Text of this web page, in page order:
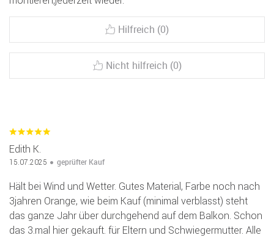
Hilfreich (0)
Nicht hilfreich (0)
Edith K.
15.07.2025 geprüfter Kauf
Hält bei Wind und Wetter. Gutes Material, Farbe noch nach
3jahren Orange, wie beim Kauf (minimal verblasst) steht
das ganze Jahr über durchgehend auf dem Balkon. Schon
das 3.mal hier gekauft. für Eltern und Schwiegermutter. Alle